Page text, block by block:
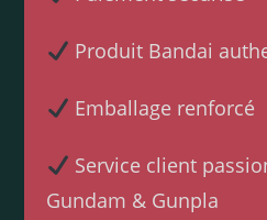
Produit Bandai
Emballage renforcé
Service client
Gundam & Gunpla